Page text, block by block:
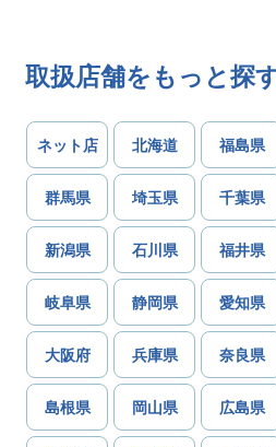
取扱店舗をもっと探
ネット店 北海道 福島県
群馬県 埼玉県 千葉県
新潟県 石川県 福井県
岐阜県 静岡県 愛知県
大阪府 兵庫県 奈良県
島根県 岡山県 広島県